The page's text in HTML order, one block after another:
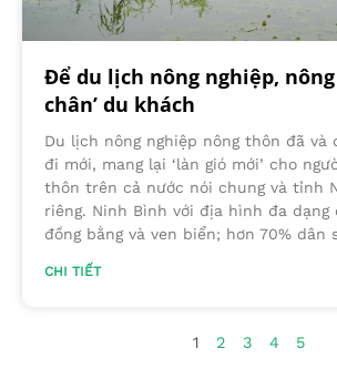
Để du lịch nông nghiệp,
chân’ du khách
Du lịch nông nghiệp nông thôn đã và
đi mới, mang lại ‘làn gió mới’ cho
thôn trên cả nước nói chung và tỉnh
riêng. Ninh Bình với địa hình đa dạng
đồng bằng và ven biển; hơn 70% dân
CHI TIẾT
1 2 3 4 5